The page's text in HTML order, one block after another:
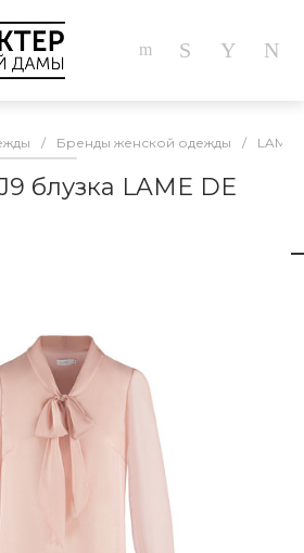
/ Бренды женской одежды / LAME
блузка LAME DE